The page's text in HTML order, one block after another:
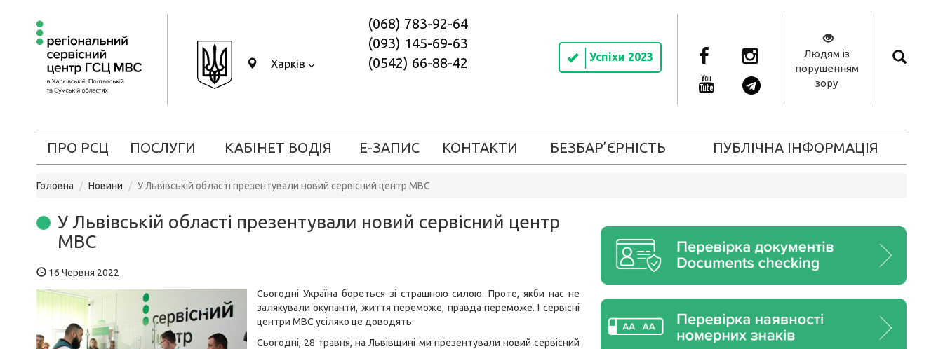
Харків
(068) 783-92-64
(093) 145-69-63
(0542) 66-88-42
Успіхи 2023
Людям із
порушенням
зору
ПРО РСЦ ПОСЛУГИ КАБІНЕТ ВОДІЯ Е-ЗАПИС КОНТАКТИ БЕЗБАР’ЄРНІСТЬ ПУБЛІЧНА ІНФОРМАЦІЯ
Головна Новини У Львівській області презентували новий сервісний центр МВС
У Львівській області презентували новий сервісний центр
МВС
16 Червня 2022
Сьогодні Україна бореться зі страшною силою. Проте, якби нас не
залякували окупанти, життя переможе, правда переможе. І сервісні
центри МВС усіляко це доводять.
Сьогодні, 28 травня, на Львівщині ми презентували новий сервісний